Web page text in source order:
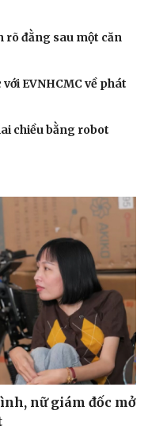
rõ đằng sau một căn
EVNHCMC về phát
chiều bằng robot
nữ giám đốc mở